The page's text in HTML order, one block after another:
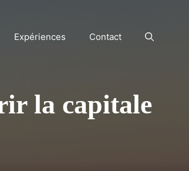
Expériences Contact
la capitale